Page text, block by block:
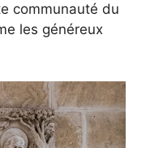
communauté du
les généreux